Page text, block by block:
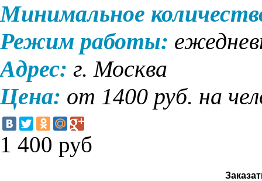
Минимальное
Режим работы:
Адрес: г. Москва
Цена: от 1400 руб. на
1 400 руб